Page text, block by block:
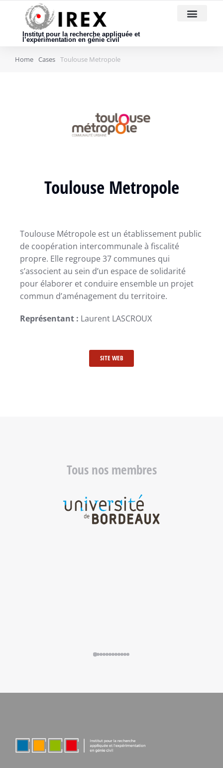
Institut pour la recherche appliquée et
l’expérimentation en génie civil
Home Cases Toulouse Metropole
Toulouse Metropole
Toulouse Métropole est un établissement public
de coopération intercommunale à fiscalité
propre. Elle regroupe 37 communes qui
s’associent au sein d’un espace de solidarité
pour élaborer et conduire ensemble un projet
commun d’aménagement du territoire.
Représentant : Laurent LASCROUX
SITE WEB
Tous nos membres